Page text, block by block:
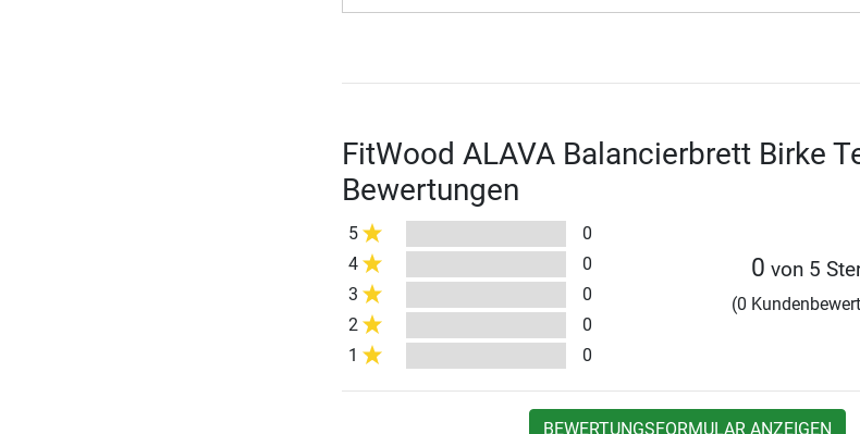
FitWood ALAVA Balancierbrett Birke
Bewertungen
5
0
4
0
3
0
2
0
1
0
0 von 5
(0
BEWERTUNGSFORMULAR ANZEIGEN